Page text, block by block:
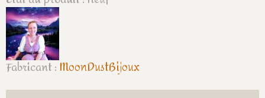
Fabricant : MoonDustBijoux